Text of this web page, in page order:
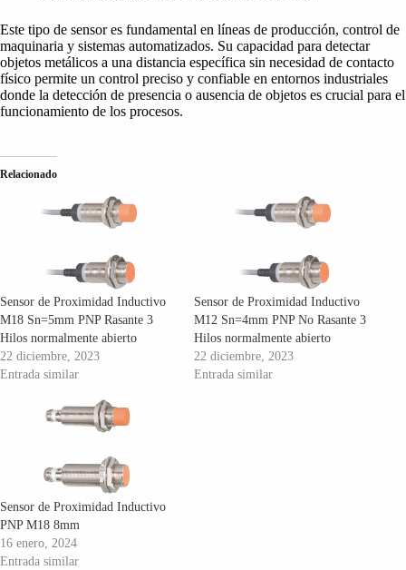
Este tipo de sensor es fundamental en líneas de producción, control de
maquinaria y sistemas automatizados. Su capacidad para detectar
objetos metálicos a una distancia específica sin necesidad de contacto
físico permite un control preciso y confiable en entornos industriales
donde la detección de presencia o ausencia de objetos es crucial para el
funcionamiento de los procesos.
Relacionado
Sensor de Proximidad Inductivo
M18 Sn=5mm PNP Rasante 3
Hilos normalmente abierto
22 diciembre, 2023
Entrada similar
Sensor de Proximidad Inductivo
M12 Sn=4mm PNP No Rasante 3
Hilos normalmente abierto
22 diciembre, 2023
Entrada similar
Sensor de Proximidad Inductivo
PNP M18 8mm
16 enero, 2024
Entrada similar